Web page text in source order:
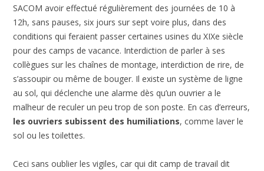
SACOM avoir effectué régulièrement des journées de 10 à
12h, sans pauses, six jours sur sept voire plus, dans des
conditions qui feraient passer certaines usines du XIXe siècle
pour des camps de vacance. Interdiction de parler à ses
collègues sur les chaînes de montage, interdiction de rire, de
s’assoupir ou même de bouger. Il existe un système de ligne
au sol, qui déclenche une alarme dès qu’un ouvrier a le
malheur de reculer un peu trop de son poste. En cas d’erreurs,
les ouvriers subissent des humiliations, comme laver le
sol ou les toilettes.
Ceci sans oublier les vigiles, car qui dit camp de travail dit